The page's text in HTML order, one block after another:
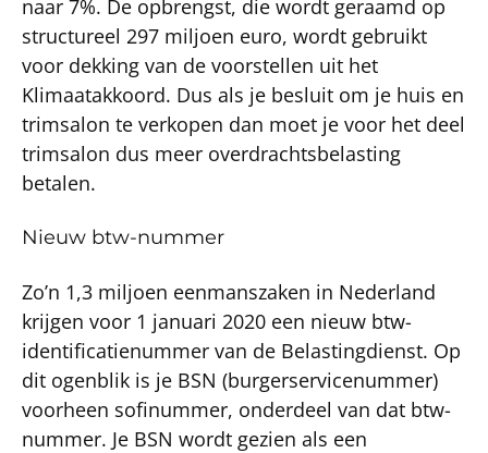
naar 7%. De opbrengst, die wordt geraamd op
structureel 297 miljoen euro, wordt gebruikt
voor dekking van de voorstellen uit het
Klimaatakkoord. Dus als je besluit om je huis en
trimsalon te verkopen dan moet je voor het deel
trimsalon dus meer overdrachtsbelasting
betalen.
Nieuw btw-nummer
Zo’n 1,3 miljoen eenmanszaken in Nederland
krijgen voor 1 januari 2020 een nieuw btw-
identificatienummer van de Belastingdienst. Op
dit ogenblik is je BSN (burgerservicenummer)
voorheen sofinummer, onderdeel van dat btw-
nummer. Je BSN wordt gezien als een